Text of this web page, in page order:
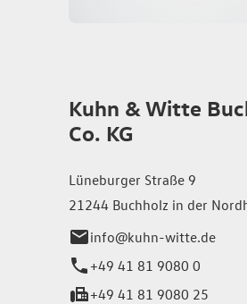
Kuhn & Witte
Co. KG
Lüneburger Straße 9
21244 Buchholz in der
info@kuhn-witte.de
+49 41 81 9080 0
+49 41 81 9080 25